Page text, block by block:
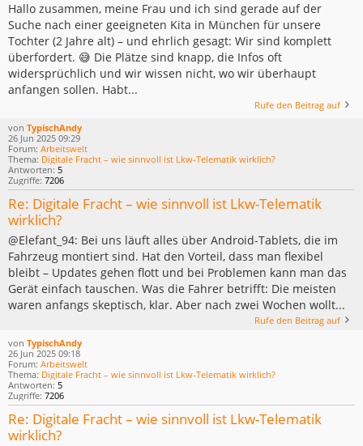
Hallo zusammen, meine Frau und ich sind gerade auf der
Suche nach einer geeigneten Kita in München für unsere
Tochter (2 Jahre alt) – und ehrlich gesagt: Wir sind komplett
überfordert. 😅 Die Plätze sind knapp, die Infos oft
widersprüchlich und wir wissen nicht, wo wir überhaupt
anfangen sollen. Habt...
Rufe den Beitrag auf
von TypischAndy
26 Jun 2025 09:29
Forum: Arbeitswelt
Thema: Digitale Fracht – wie sinnvoll ist Lkw-Telematik wirklich?
Antworten: 5
Zugriffe: 7206
Re: Digitale Fracht – wie sinnvoll ist Lkw-Telematik
wirklich?
@Elefant_94: Bei uns läuft alles über Android-Tablets, die im
Fahrzeug montiert sind. Hat den Vorteil, dass man flexibel
bleibt – Updates gehen flott und bei Problemen kann man das
Gerät einfach tauschen. Was die Fahrer betrifft: Die meisten
waren anfangs skeptisch, klar. Aber nach zwei Wochen wollt...
Rufe den Beitrag auf
von TypischAndy
26 Jun 2025 09:18
Forum: Arbeitswelt
Thema: Digitale Fracht – wie sinnvoll ist Lkw-Telematik wirklich?
Antworten: 5
Zugriffe: 7206
Re: Digitale Fracht – wie sinnvoll ist Lkw-Telematik
wirklich?